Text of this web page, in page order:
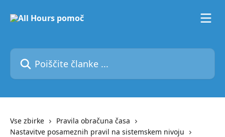
Poiščite članke ...
Vse zbirke
Pravila obračuna časa
Nastavitve posameznih pravil na sistemskem nivoju